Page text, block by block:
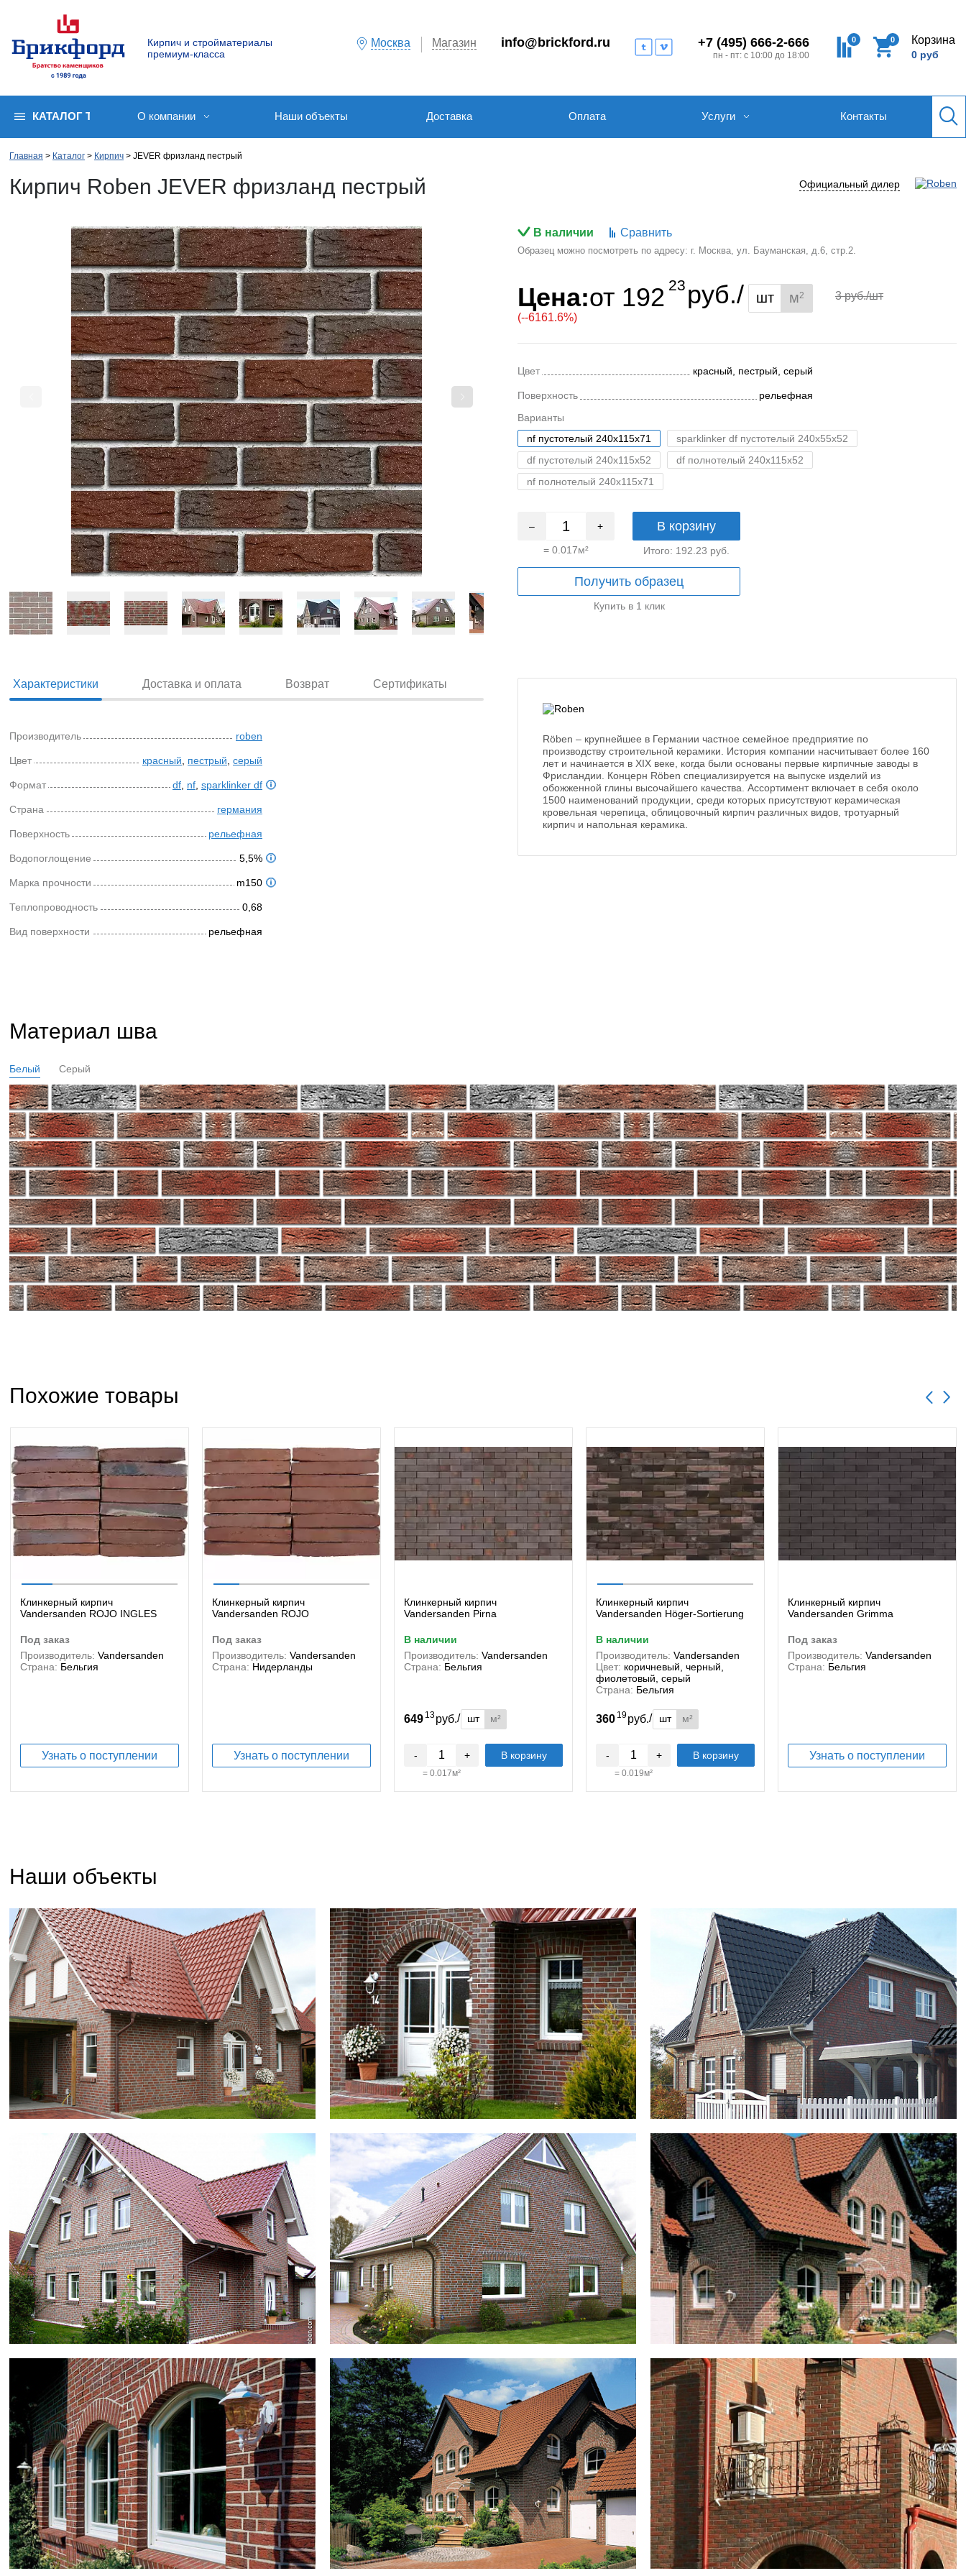
Кирпич и стройматериалы
премиум-класса
Москва Магазин info@brickford.ru +7 (495) 666-2-666
пн - пт: с 10:00 до 18:00
0 0 Корзина
0 руб
КАТАЛОГ ТОВАРОВО компании Наши объекты Доставка Оплата Услуги Контакты
Главная Каталог Кирпич JEVER фризланд пестрый
Кирпич Roben JEVER фризланд пестрый Официальный дилер
В наличии Сравнить
Образец можно посмотреть по адресу: г. Москва, ул. Бауманская, д.6, стр.2.
Цена:от 192 23 руб./ шт м2
3 руб./шт
(--6161.6%)
Цвет красный, пестрый, серый
Поверхность
рельефная
Варианты
nf пустотелый 240x115x71
sparklinker df пустотелый 240x55x52
df пустотелый 240x115x52
df полнотелый 240x115x52
nf полнотелый 240x115x71
– +
= 0.017м²
В корзину
Итого: 192.23 руб.
Получить образец
Купить в 1 клик
Характеристики Доставка и оплата Возврат Сертификаты
Производитель roben
Цвет красный пестрый серый
Формат df nf sparklinker df
Страна германия
Поверхность рельефная
Водопоглощение 5,5%
Марка прочности m150
Теплопроводность 0,68
Вид поверхности рельефная
Röben – крупнейшее в Германии частное семейное предприятие по
производству строительной керамики. История компании насчитывает более 160
лет и начинается в ХIХ веке, когда были основаны первые кирпичные заводы в
Фрисландии. Концерн Röben специализируется на выпуске изделий из
обожженной глины высочайшего качества. Ассортимент включает в себя около
1500 наименований продукции, среди которых присутствуют керамическая
кровельная черепица, облицовочный кирпич различных видов, тротуарный
кирпич и напольная керамика.
Материал шва
Белый Серый
Похожие товары
Клинкерный кирпич
Vandersanden ROJO INGLES
под заказ
Производитель: Vandersanden
Страна: Бельгия
Узнать о поступлении
Клинкерный кирпич
Vandersanden ROJO
под заказ
Производитель: Vandersanden
Страна: Нидерланды
Узнать о поступлении
Клинкерный кирпич
Vandersanden Pirna
в наличии
Производитель: Vandersanden
Страна: Бельгия
649 13руб./ шт м²
- +
= 0.017м²
В корзину
Клинкерный кирпич
Vandersanden Höger-Sortierung
в наличии
Производитель: Vandersanden
Цвет: коричневый, черный,
фиолетовый, серый
Страна: Бельгия
360 19руб./ шт м²
- +
= 0.019м²
В корзину
Клинкерный кирпич
Vandersanden Grimma
под заказ
Производитель: Vandersanden
Страна: Бельгия
Узнать о поступлении
Наши объекты